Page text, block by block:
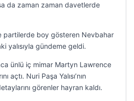
da zaman zaman davetlerde
partilerde boy gösteren Nevbahar
yalısıyla gündeme geldi.
ünlü iç mimar Martyn Lawrence
açtı. Nuri Paşa Yalısı’nın
görenler hayran kaldı.